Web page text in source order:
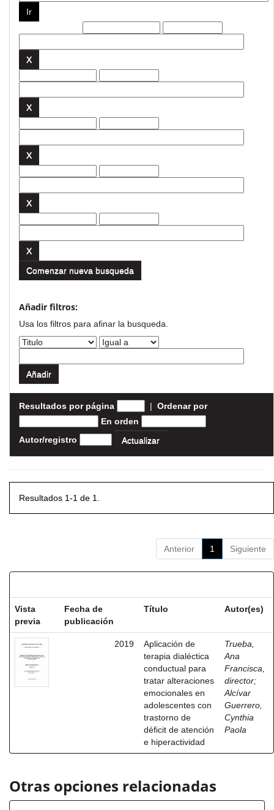
Comenzar nueva busqueda
Añadir filtros:
Usa los filtros para afinar la busqueda.
Resultados por página | Ordenar por
En orden
Autor/registro
Resultados 1-1 de 1.
Anterior 1 Siguiente
Vista
previa
Fecha de
publicación
Título Autor(es)
2019
Aplicación de
terapia dialéctica
conductual para
tratar alteraciones
emocionales en
adolescentes con
trastorno de
déficit de atención
e hiperactividad
Trueba,
Ana
Francisca,
director;
Alcívar
Guerrero,
Cynthia
Paola
Otras opciones relacionadas